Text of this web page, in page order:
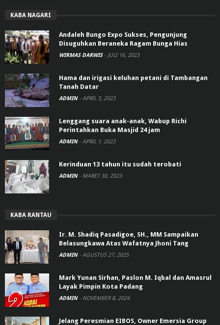
KABA NAGARI
Andaleh Bungo Expo Sukses, Pengunjung
Disuguhkan Beraneka Ragam Bunga Hias
WIRMAS DARWIS - JULI 16, 2023
Hama dan irigasi keluhan petani di Tambangan
Tanah Datar
ADMIN - APRIL 3, 2023
Lenggang suara anak-anak, Wabup Richi
Perintahkan Buka Masjid 24 jam
ADMIN - APRIL 1, 2023
Kerinduan 13 tahun itu sudah terobati
ADMIN - MARET 30, 2023
KABA RANTAU
Ir. M. Shadiq Pasadigoe, SH., MM Sampaikan
Belasungkawa Atas Wafatnya Jhoni Tang
ADMIN - AGUSTUS 27, 2025
Mark Yunan Sirhan, Paslon M. Iqbal dan Amasrul
Layak Pimpin Kota Padang
ADMIN - NOVEMBER 8, 2024
Jelang Peresmian EIBOS, Owner Emersia Group